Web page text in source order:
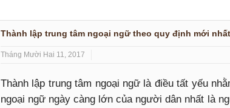
Thành lập trung tâm ngoại ngữ theo quy định mới
Tháng Mười Hai 11, 2017
Thành lập trung tâm ngoại ngữ là điều tất yếu
ngoại ngữ ngày càng lớn của người dân nhất là